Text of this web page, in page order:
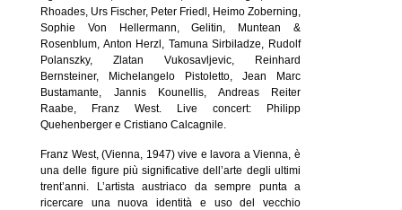
Rhoades, Urs Fischer, Peter Friedl, Heimo Zoberning,
Sophie Von Hellermann, Gelitin, Muntean &
Rosenblum, Anton Herzl, Tamuna Sirbiladze, Rudolf
Polanszky, Zlatan Vukosavljevic, Reinhard
Bernsteiner, Michelangelo Pistoletto, Jean Marc
Bustamante, Jannis Kounellis, Andreas Reiter
Raabe, Franz West. Live concert: Philipp
Quehenberger e Cristiano Calcagnile.
Franz West, (Vienna, 1947) vive e lavora a Vienna, è
una delle figure più significative dell’arte degli ultimi
trent’anni. L’artista austriaco da sempre punta a
ricercare una nuova identità e uso del vecchio